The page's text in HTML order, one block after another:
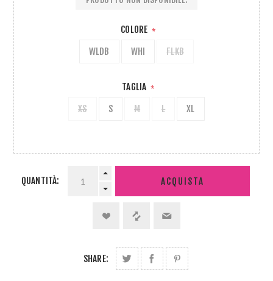
COLORE *
WLDB WHI FLKB
TAGLIA *
XS S M L XL
QUANTITÀ: ACQUISTA
SHARE: